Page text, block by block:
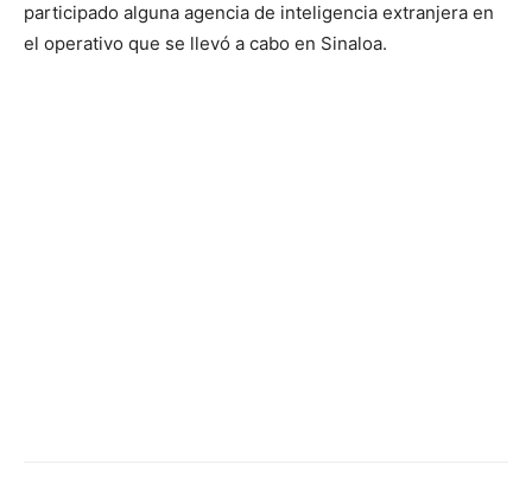
participado alguna agencia de inteligencia extranjera en
el operativo que se llevó a cabo en Sinaloa.